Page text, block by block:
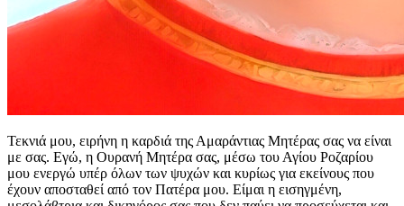
Τεκνιά μου, ειρήνη η καρδιά της Αμαράντιας Μητέρας σας να είναι
με σας. Εγώ, η Ουρανή Μητέρα σας, μέσω του Αγίου Ροζαρίου
μου ενεργώ υπέρ όλων των ψυχών και κυρίως για εκείνους που
έχουν αποσταθεί από τον Πατέρα μου. Είμαι η εισηγμένη,